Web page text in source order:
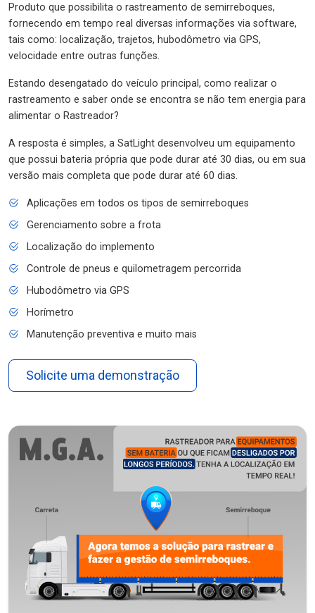
Produto que possibilita o rastreamento de semirreboques,
fornecendo em tempo real diversas informações via software,
tais como: localização, trajetos, hubodômetro via GPS,
velocidade entre outras funções.
Estando desengatado do veículo principal, como realizar o
rastreamento e saber onde se encontra se não tem energia para
alimentar o Rastreador?
A resposta é simples, a SatLight desenvolveu um equipamento
que possui bateria própria que pode durar até 30 dias, ou em sua
versão mais completa que pode durar até 60 dias.
Aplicações em todos os tipos de semirreboques
Gerenciamento sobre a frota
Localização do implemento
Controle de pneus e quilometragem percorrida
Hubodômetro via GPS
Horímetro
Manutenção preventiva e muito mais
Solicite uma demonstração